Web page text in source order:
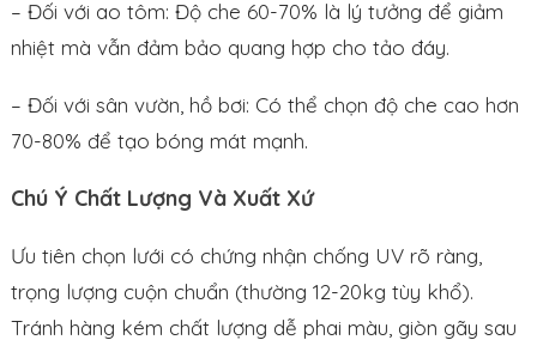
– Đối với ao tôm: Độ che 60-70% là lý tưởng để giảm
nhiệt mà vẫn đảm bảo quang hợp cho tảo đáy.
– Đối với sân vườn, hồ bơi: Có thể chọn độ che cao hơn
70-80% để tạo bóng mát mạnh.
Chú Ý Chất Lượng Và Xuất Xứ
Ưu tiên chọn lưới có chứng nhận chống UV rõ ràng,
trọng lượng cuộn chuẩn (thường 12-20kg tùy khổ).
Tránh hàng kém chất lượng dễ phai màu, giòn gãy sau